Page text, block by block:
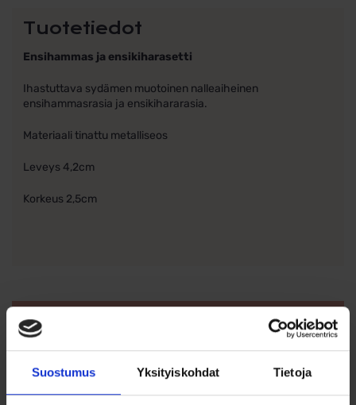
Suostumus Yksityiskohdat Tietoja
Tuotetiedot
Ensihammas ja ensikiharasetti
Ihastuttava sydämen muotoinen nalleaiheinen
ensihammasrasia ja ensikihararasia.
Materiaali tinattu metalliseos
Leveys 4,2cm
Korkeus 2,5cm
Ohjeita sormuksen tai korun
Tutustu ohjeisiin